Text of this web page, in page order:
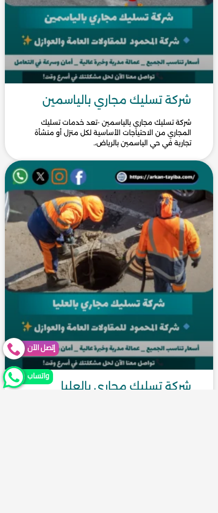
شركة تسليك مجاري بالياسمين
شركة تسليك مجاري بالياسمين -تعد خدمات تسليك
المجاري من الاحتياجات الأساسية لكل منزل أو منشأة
تجارية في حي الياسمين بالرياض،.
شركة تسليك مجاري بالعليا
إتصل الآن
واتساب